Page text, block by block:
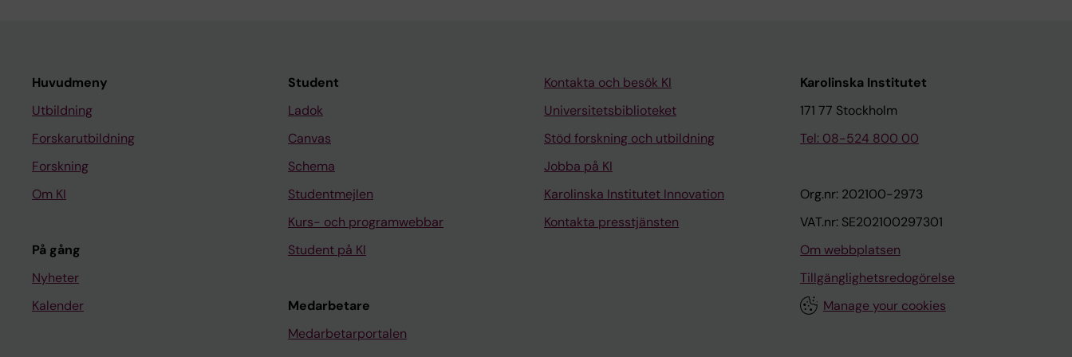
Huvudmeny
Utbildning
Forskarutbildning
Forskning
Om KI
På gång
Nyheter
Kalender
Student
Ladok
Canvas
Schema
Studentmejlen
Kurs- och programwebbar
Student på KI
Medarbetare
Medarbetarportalen
Kontakta och besök KI
Universitetsbiblioteket
Stöd forskning och utbildning
Jobba på KI
Karolinska Institutet Innovation
Kontakta presstjänsten
Karolinska Institutet
171 77 Stockholm
Tel: 08-524 800 00
Org.nr: 202100-2973
VAT.nr: SE202100297301
Om webbplatsen
Tillgänglighetsredogörelse
Manage your cookies